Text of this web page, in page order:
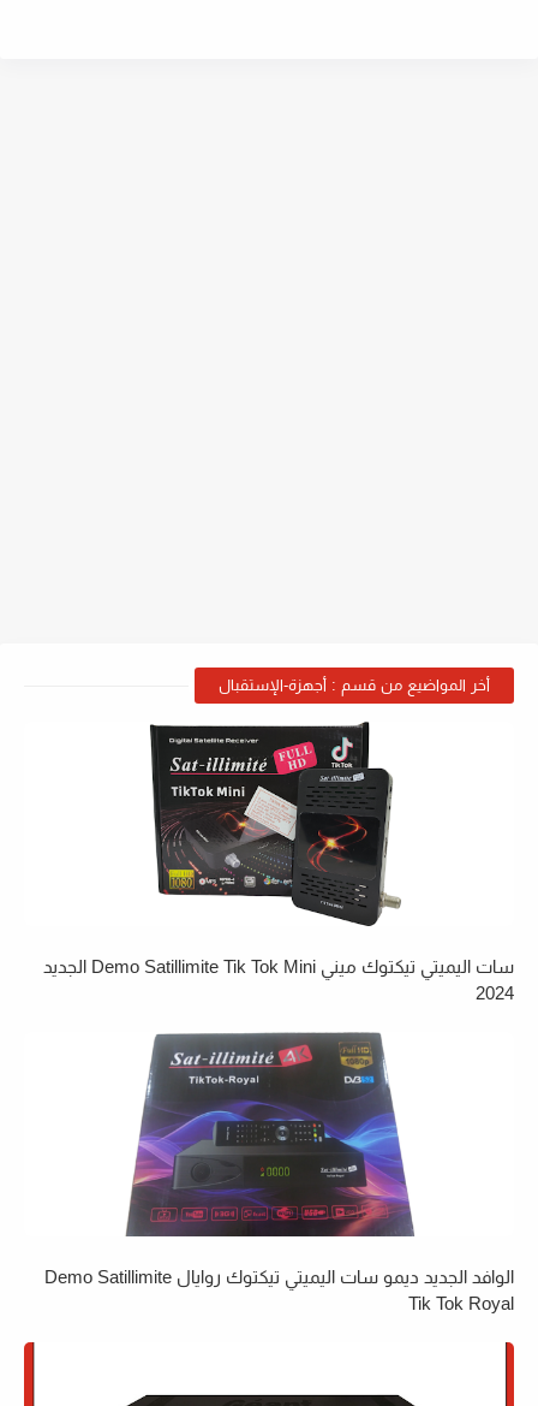
أخر المواضيع من قسم : أجهزة-الإستقبال
سات اليميتي تيكتوك ميني Demo Satillimite Tik Tok Mini الجديد
2024
الوافد الجديد ديمو سات اليميتي تيكتوك روايال Demo Satillimite
Tik Tok Royal